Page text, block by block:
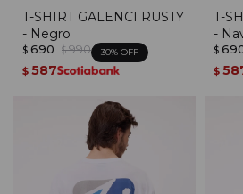
T-SHIRT GALENCI RUSTY
- Negro
$ 690 $ 990 30
$ 587
T-
-
$
$